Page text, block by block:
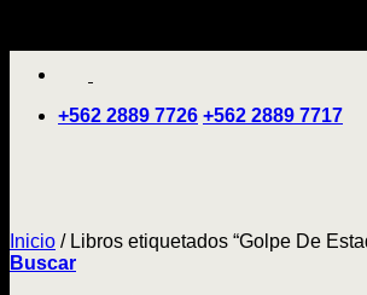
+562 2889 7726 +562 2889 7717
Inicio /Libros etiquetados “Golpe De
Buscar